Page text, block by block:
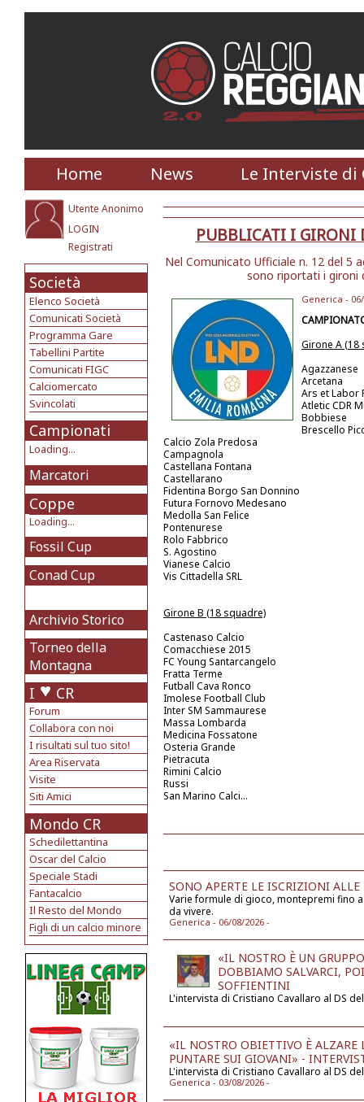
Home News Le Interviste di
Utente Anonimo
LOGIN
Registrati
Società
Elenco Società
Comunicati Società
Programma Gare
Tabellini Partite
Comunicati FIGC
Calciomercato
Svincolati
Campionati
Loading...
Marcatori
Coppe
Loading...
Fossil Cup
Conad Cup
Archivio Storico
Torneo della
Montagna
I CR
Forum
Collabora con noi
I risultati sul tuo sito!
Area Riservata
Visite
Siti Amici
Mondo CR
Schedilettantina
Oscar del Calcio
Speciale Stadi
Fantacalcio
Il Resto del Mondo
Figli di un calcio minore
PUBBLICATI I GIRONI
Nel Comunicato Ufficiale n. 12 del 5
sono riportati i gironi
Generica -
Girone A (18
Agazzanese
Arcetana
Ars et Labor
Atletic CDR
Bobbiese
Brescello
Calcio Zola Predosa
Campagnola
Castellana Fontana
Castellarano
Fidentina Borgo San Donnino
Futura Fornovo Medesano
Medolla San Felice
Pontenurese
Rolo Fabbrico
S. Agostino
Vianese Calcio
Vis Cittadella SRL
Girone B (18 squadre)
Castenaso Calcio
Comacchiese 2015
FC Young Santarcangelo
Fratta Terme
Futball Cava Ronco
Imolese Football Club
Inter SM Sammaurese
Massa Lombarda
Medicina Fossatone
Osteria Grande
Pietracuta
Rimini Calcio
Russi
San Marino Calci...
SONO APERTE LE ISCRIZIONI
Varie formule di gioco, montepremi fino
da vivere.
Generica - 06/08/2026 -
«IL NOSTRO È UN
DOBBIAMO SALVARCI,
SOFFIENTINI
L'intervista di Cristiano Cavallaro al DS
«IL NOSTRO OBIETTIVO È ALZARE
PUNTARE SUI GIOVANI» -
L'intervista di Cristiano Cavallaro al DS
Generica - 03/08/2026 -